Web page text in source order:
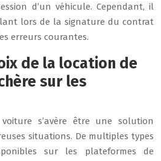
d’un véhicule. Cependant, il
lors de la signature du contrat
erreurs courantes.
de la location de
sur les
s’avère être une solution
situations. De multiples types
sur les plateformes de